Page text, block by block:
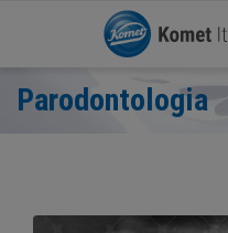
Parodontologia